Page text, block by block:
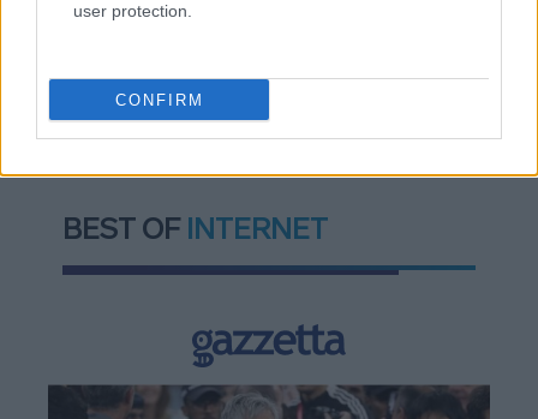
user protection.
CONFIRM
TAGS: ΔΕΘ 2026
Διαμερίσματα
BEST OF INTERNET